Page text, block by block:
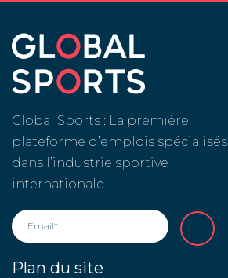
Global Sports : La première
plateforme d’emplois spécialisés
dans l’industrie sportive
internationale.
Plan du site